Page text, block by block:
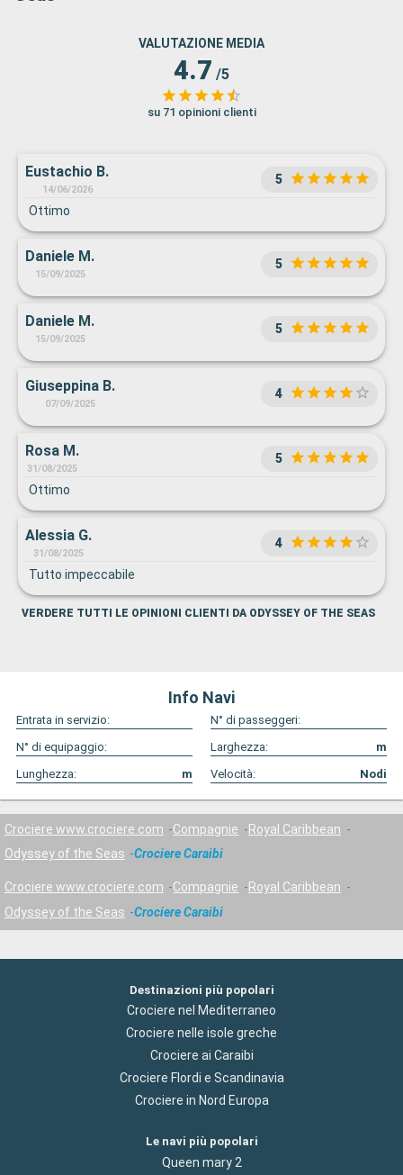
VALUTAZIONE MEDIA
4.7 /5
su 71 opinioni clienti
Eustachio B.
14/06/2026
5
Ottimo
Daniele M.
15/09/2025
5
Daniele M.
15/09/2025
5
Giuseppina B.
07/09/2025
4
Rosa M.
31/08/2025
5
Ottimo
Alessia G.
31/08/2025
4
Tutto impeccabile
VERDERE TUTTI LE OPINIONI CLIENTI DA ODYSSEY OF THE SEAS
Info Navi
Entrata in servizio:
N° di passeggeri:
N° di equipaggio:
Larghezza:
m
Lunghezza:
m Velocità: Nodi
Crociere www.crociere.com Compagnie
Royal Caribbean
Odyssey of the Seas
Crociere Caraibi
Crociere www.crociere.com Compagnie
Royal Caribbean
Odyssey of the Seas
Crociere Caraibi
Destinazioni più popolari
Crociere nel Mediterraneo
Crociere nelle isole greche
Crociere ai Caraibi
Crociere Flordi e Scandinavia
Crociere in Nord Europa
Le navi più popolari
Queen mary 2